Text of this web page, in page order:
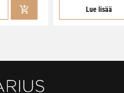
Lue lisää